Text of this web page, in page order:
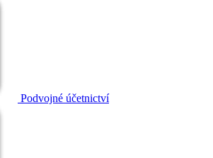
Podvojné účetnictví